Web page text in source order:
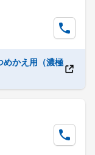
かえ用（濃極